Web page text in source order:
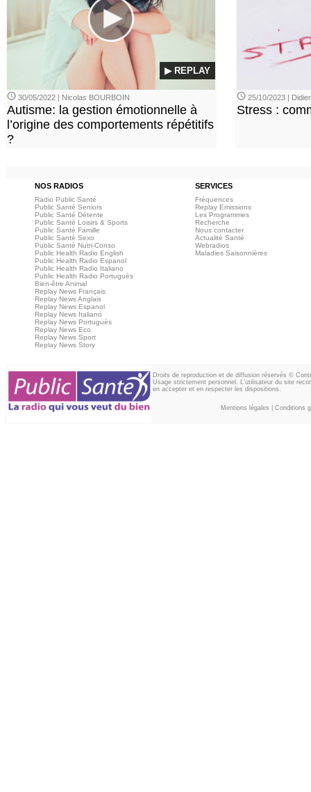
▶ REPLAY
30/05/2022 | Nicolas BOURBOIN
Autisme: la gestion émotionnelle à
l’origine des comportements répétitifs
?
25/10/2023 |
Stress :
NOS RADIOS SERVICES
Radio Public Santé
Public Santé Seniors
Public Santé Détente
Public Santé Loisirs & Sports
Public Santé Famille
Public Santé Sexo
Public Santé Nutri-Conso
Public Health Radio English
Public Health Radio Espanol
Public Health Radio Italiano
Public Health Radio Portuguès
Bien-être Animal
Replay News Français
Replay News Anglais
Replay News Espanol
Replay News Italiano
Replay News Portuguès
Replay News Eco
Replay News Sport
Replay News Story
Fréquences
Replay Emissions
Les Programmes
Recherche
Nous contacter
Actualité Santé
Webradios
Maladies Saisonnières
Droits de reproduction et de diffusion réservés ©
Usage strictement personnel. L'utilisateur du site
en accepter et en respecter les dispositions.
Mentions légales Conditions